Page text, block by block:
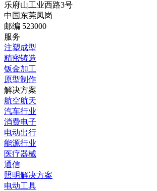
乐府山工业西路3号
中国东莞凤岗
邮编 523000
服务
注塑成型
精密铸造
钣金加工
原型制作
解决方案
航空航天
汽车行业
消费电子
电动出行
能源行业
医疗器械
通信
照明解决方案
电动工具